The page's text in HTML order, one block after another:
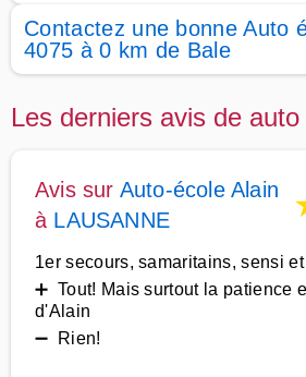
Contactez une bonne Auto
4075 à 0 km de Bale
Les derniers avis de
Avis sur Auto-école Alain
à LAUSANNE
1er secours, samaritains, sensi
➕ Tout! Mais surtout la patience
d'Alain
➖ Rien!